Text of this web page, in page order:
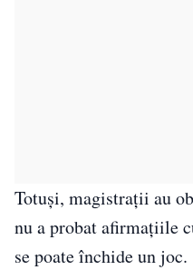
Totuși, magistrații au
nu a probat afirmațiile
se poate închide un joc.